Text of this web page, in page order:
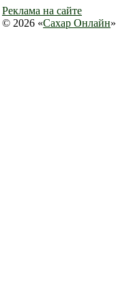
Реклама на сайте
© 2026 «Сахар Онлайн»